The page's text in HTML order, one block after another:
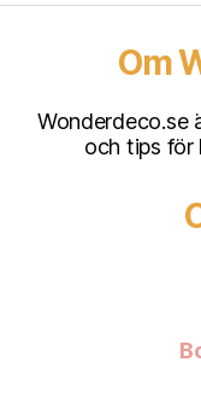
Om
Wonderdeco.se
och tips för